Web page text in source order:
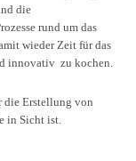
die
rund um das
wieder Zeit für das
innovativ zu kochen.
die Erstellung von
in Sicht ist.